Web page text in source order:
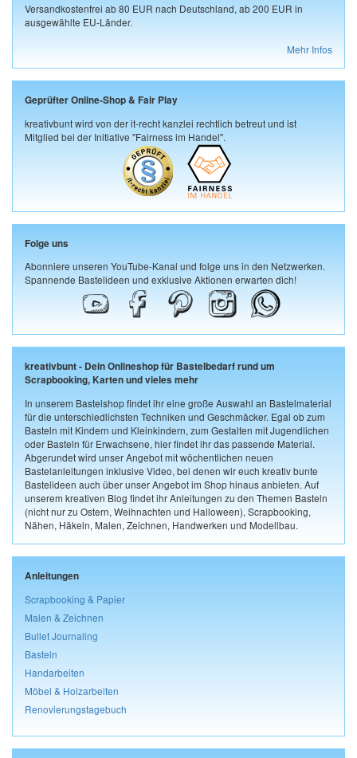
Versandkostenfrei ab 80 EUR nach Deutschland, ab 200 EUR in
ausgewählte EU-Länder.
Mehr Infos
Geprüfter Online-Shop & Fair Play
kreativbunt wird von der it-recht kanzlei rechtlich betreut und ist
Mitglied bei der Initiative "Fairness im Handel".
Folge uns
Abonniere unseren YouTube-Kanal und folge uns in den Netzwerken.
Spannende Bastelideen und exklusive Aktionen erwarten dich!
kreativbunt - Dein Onlineshop für Bastelbedarf rund um
Scrapbooking, Karten und vieles mehr
In unserem Bastelshop findet ihr eine große Auswahl an Bastelmaterial
für die unterschiedlichsten Techniken und Geschmäcker. Egal ob zum
Basteln mit Kindern und Kleinkindern, zum Gestalten mit Jugendlichen
oder Basteln für Erwachsene, hier findet ihr das passende Material.
Abgerundet wird unser Angebot mit wöchentlichen neuen
Bastelanleitungen inklusive Video, bei denen wir euch kreativ bunte
Bastelideen auch über unser Angebot im Shop hinaus anbieten. Auf
unserem kreativen Blog findet ihr Anleitungen zu den Themen Basteln
(nicht nur zu Ostern, Weihnachten und Halloween), Scrapbooking,
Nähen, Häkeln, Malen, Zeichnen, Handwerken und Modellbau.
Anleitungen
Scrapbooking & Papier
Malen & Zeichnen
Bullet Journaling
Basteln
Handarbeiten
Möbel & Holzarbeiten
Renovierungstagebuch